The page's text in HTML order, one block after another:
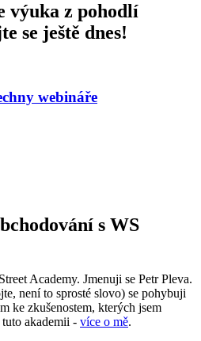
výuka z pohodlí
se ještě dnes!
webináře
s WS
Academy. Jmenuji se Petr Pleva.
není to sprosté slovo) se pohybuji
ke zkušenostem, kterých jsem
akademii - více o mě.